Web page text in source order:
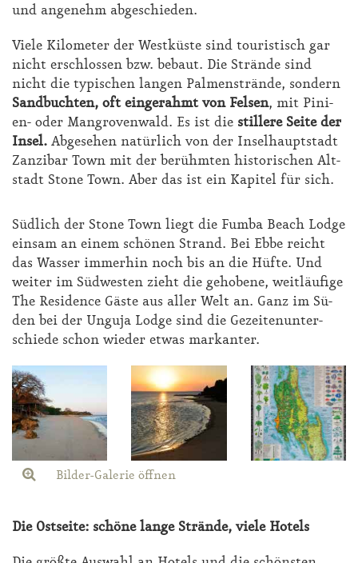
und an­ge­nehm ab­ge­schie­den.
Vie­le Ki­lo­me­ter der West­küs­te sind tou­ris­tisch gar
nicht er­schlos­sen bzw. be­baut. Die Strän­de sind
nicht die ty­pi­schen lan­gen Pal­men­strän­de, son­dern
Sand­buch­ten, oft ein­ge­rahmt von Fel­sen, mit Pi­ni­
en- oder Man­gro­ven­wald. Es ist die stil­le­re Sei­te der
In­sel. Ab­ge­se­hen na­tür­lich von der In­sel­haupt­stadt
Zan­zi­bar Town mit der be­rühm­ten his­to­ri­schen Alt­
stadt Stone Town. Aber das ist ein Ka­pi­tel für sich.
Süd­lich der Stone Town liegt die Fum­ba Be­ach Lodge
ein­sam an ei­nem schö­nen Strand. Bei Eb­be reicht
das Was­ser im­mer­hin noch bis an die Hüf­te. Und
wei­ter im Süd­wes­ten zieht die ge­ho­be­ne, weit­läu­fi­ge
The Re­si­dence Gäs­te aus al­ler Welt an. Ganz im Sü­
den bei der Un­gu­ja Lodge sind die Ge­zei­ten­un­ter­
schie­de schon wie­der et­was mar­kan­ter.
Bilder-Galerie öffnen
Die Ost­sei­te: schö­ne lan­ge Strän­de, vie­le Ho­tels